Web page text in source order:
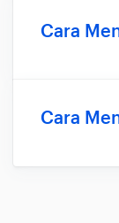
Cara
Cara